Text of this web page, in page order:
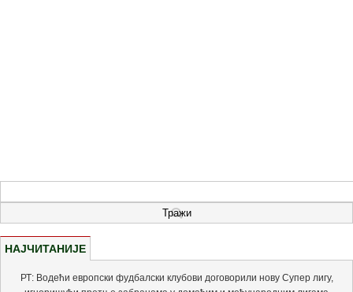
НАЈЧИТАНИЈЕ
РТ: Водећи европски фудбалски клубови договорили нову Супер лигу,